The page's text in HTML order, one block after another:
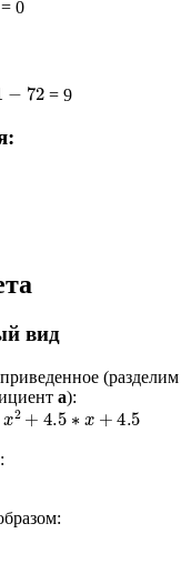
= 0
72 = 9
вид
(разделим
a):
x2+4.5∗x